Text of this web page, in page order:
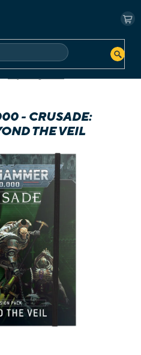
HLEDAT
- CRUSADE:
THE VEIL